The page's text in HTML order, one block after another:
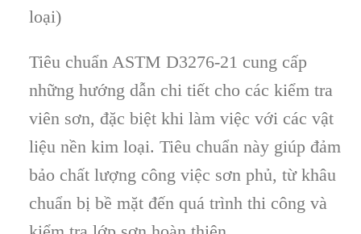
loại)
Tiêu chuẩn ASTM D3276-21 cung cấp
những hướng dẫn chi tiết cho các kiểm tra
viên sơn, đặc biệt khi làm việc với các vật
liệu nền kim loại. Tiêu chuẩn này giúp đảm
bảo chất lượng công việc sơn phủ, từ khâu
chuẩn bị bề mặt đến quá trình thi công và